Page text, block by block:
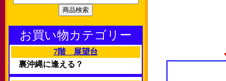
お買い物カテゴリー
7階 展望台
裏沖縄に逢える？